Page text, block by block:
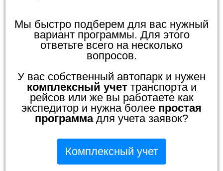
Мы быстро подберем для вас нужный
вариант программы. Для этого
ответьте всего на несколько
вопросов.
У вас собственный автопарк и нужен
комплексный учеттранспорта и
рейсов или же вы работаете как
экспедитор и нужна более простая
программадля учета заявок?
Комплексный учет